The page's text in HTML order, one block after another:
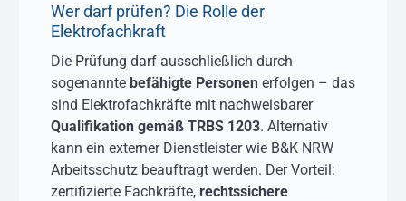
Wer darf prüfen? Die Rolle der
Elektrofachkraft
Die Prüfung darf ausschließlich durch
sogenannte befähigte Personenerfolgen – das
sind Elektrofachkräfte mit nachweisbarer
Qualifikation gemäß TRBS 1203. Alternativ
kann ein externer Dienstleister wie B&K NRW
Arbeitsschutz beauftragt werden. Der Vorteil:
zertifizierte Fachkräfte, rechtssichere